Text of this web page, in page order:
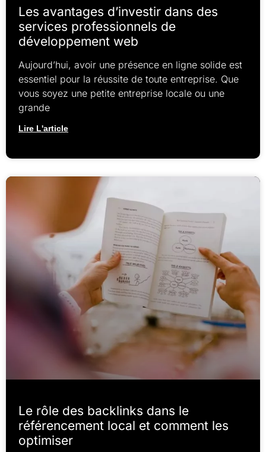
Les avantages d’investir dans des
services professionnels de
développement web
Aujourd’hui, avoir une présence en ligne solide est
essentiel pour la réussite de toute entreprise. Que
vous soyez une petite entreprise locale ou une
grande
Lire L'article
Le rôle des backlinks dans le
référencement local et comment les
optimiser